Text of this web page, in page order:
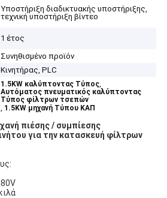
Υποστήριξη διαδικτυακής υποστήριξης,
τεχνική υποστήριξη βίντεο
1 έτος
Συνηθισμένο προϊόν
Κινητήρας, PLC
1.5KW καλύπτοντας Τύπος,
Αυτόματος πνευματικός καλύπτοντας
Τύπος φίλτρων τσεπών
, 1.5KW μηχανή Τύπου ΚΑΠ
πιέσης / συμπίεσης
για την κατασκευή φίλτρων